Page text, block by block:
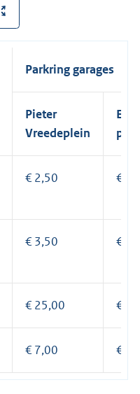
Parkring garages
Pieter
Vreedeplein
€ 2,50 €
€ 3,50 €
€ 25,00 €
€ 7,00 €